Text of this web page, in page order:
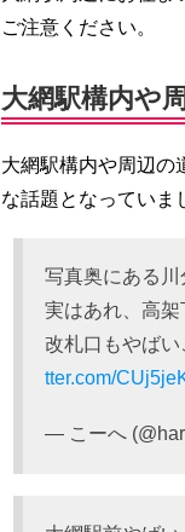
ご注意ください。
大網駅構内や
大網駅構内や周辺の
な話題となっていま
写真奥にある川
実はあれ、高
改札口もやばい
tter.com/
— こーへ